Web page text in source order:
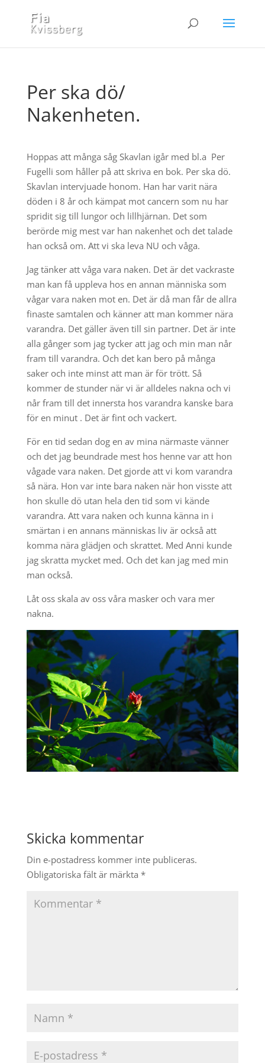
Per ska dö/
Nakenheten.
Hoppas att många såg Skavlan igår med bl.a Per
Fugelli som håller på att skriva en bok. Per ska dö.
Skavlan intervjuade honom. Han har varit nära
döden i 8 år och kämpat mot cancern som nu har
spridit sig till lungor och lillhjärnan. Det som
berörde mig mest var han nakenhet och det talade
han också om. Att vi ska leva NU och våga.
Jag tänker att våga vara naken. Det är det vackraste
man kan få uppleva hos en annan människa som
vågar vara naken mot en. Det är då man får de allra
finaste samtalen och känner att man kommer nära
varandra. Det gäller även till sin partner. Det är inte
alla gånger som jag tycker att jag och min man når
fram till varandra. Och det kan bero på många
saker och inte minst att man är för trött. Så
kommer de stunder när vi är alldeles nakna och vi
når fram till det innersta hos varandra kanske bara
för en minut . Det är fint och vackert.
För en tid sedan dog en av mina närmaste vänner
och det jag beundrade mest hos henne var att hon
vågade vara naken. Det gjorde att vi kom varandra
så nära. Hon var inte bara naken när hon visste att
hon skulle dö utan hela den tid som vi kände
varandra. Att vara naken och kunna känna in i
smärtan i en annans människas liv är också att
komma nära glädjen och skrattet. Med Anni kunde
jag skratta mycket med. Och det kan jag med min
man också.
Låt oss skala av oss våra masker och vara mer
nakna.
Skicka kommentar
Din e-postadress kommer inte publiceras.
Obligatoriska fält är märkta *